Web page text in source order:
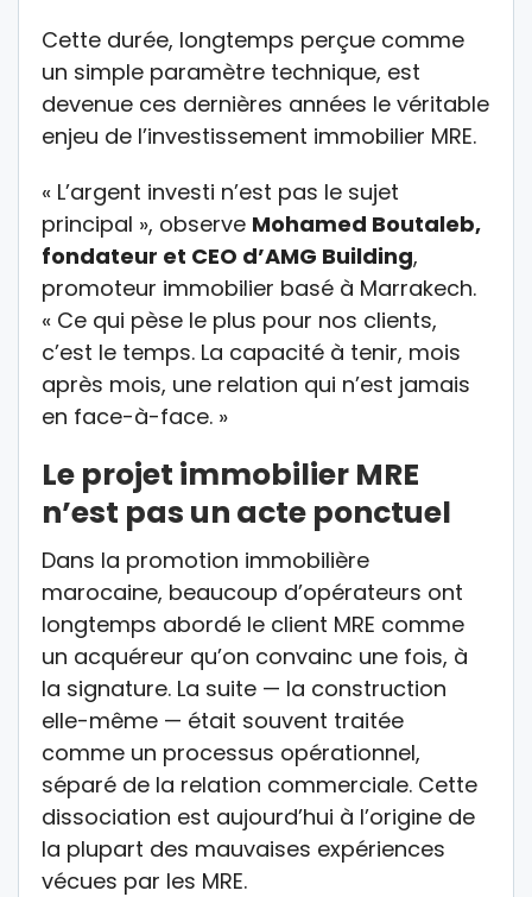
Cette durée, longtemps perçue comme
un simple paramètre technique, est
devenue ces dernières années le véritable
enjeu de l’investissement immobilier MRE.
« L’argent investi n’est pas le sujet
principal », observe Mohamed Boutaleb,
fondateur et CEO d’AMG Building,
promoteur immobilier basé à Marrakech.
« Ce qui pèse le plus pour nos clients,
c’est le temps. La capacité à tenir, mois
après mois, une relation qui n’est jamais
en face-à-face. »
Le projet immobilier MRE
n’est pas un acte ponctuel
Dans la promotion immobilière
marocaine, beaucoup d’opérateurs ont
longtemps abordé le client MRE comme
un acquéreur qu’on convainc une fois, à
la signature. La suite — la construction
elle-même — était souvent traitée
comme un processus opérationnel,
séparé de la relation commerciale. Cette
dissociation est aujourd’hui à l’origine de
la plupart des mauvaises expériences
vécues par les MRE.